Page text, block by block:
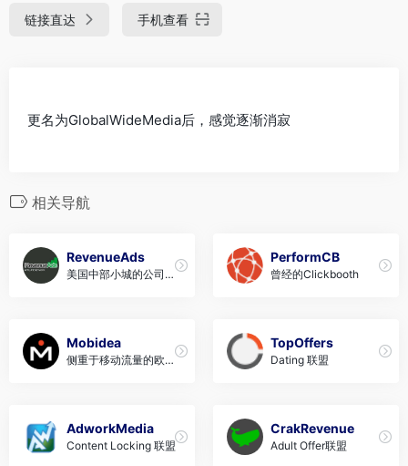
链接直达 手机查看
更名为GlobalWideMedia后，感觉逐渐消寂
相关导航
RevenueAds
美国中部小城的公司，
PerformCB
曾经的Clickbooth
Mobidea
侧重于移动流量的欧洲
TopOffers
Dating 联盟
AdworkMedia
Content Locking 联盟
CrakRevenue
Adult Offer联盟